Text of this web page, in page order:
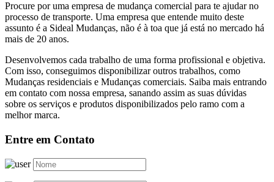
Procure por uma empresa de mudança comercial para te ajudar no
processo de transporte. Uma empresa que entende muito deste
assunto é a Sideal Mudanças, não é à toa que já está no mercado há
mais de 20 anos.
Desenvolvemos cada trabalho de uma forma profissional e objetiva.
Com isso, conseguimos disponibilizar outros trabalhos, como
Mudanças residenciais e Mudanças comerciais. Saiba mais entrando
em contato com nossa empresa, sanando assim as suas dúvidas
sobre os serviços e produtos disponibilizados pelo ramo com a
melhor marca.
Entre em Contato